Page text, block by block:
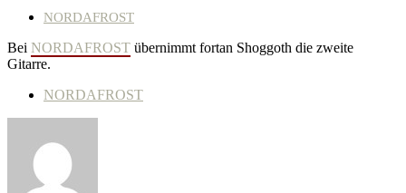
NORDAFROST
Bei NORDAFROST übernimmt fortan Shoggoth die zweite
Gitarre.
NORDAFROST